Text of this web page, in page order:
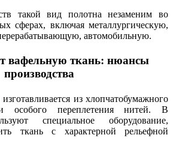
такой вид полотна незаменим во
сферах, включая металлургическую,
автомобильную.
вафельную ткань: нюансы
производства
изготавливается из хлопчатобумажного
переплетения нитей. В
специальное оборудование,
ткань с характерной рельефной